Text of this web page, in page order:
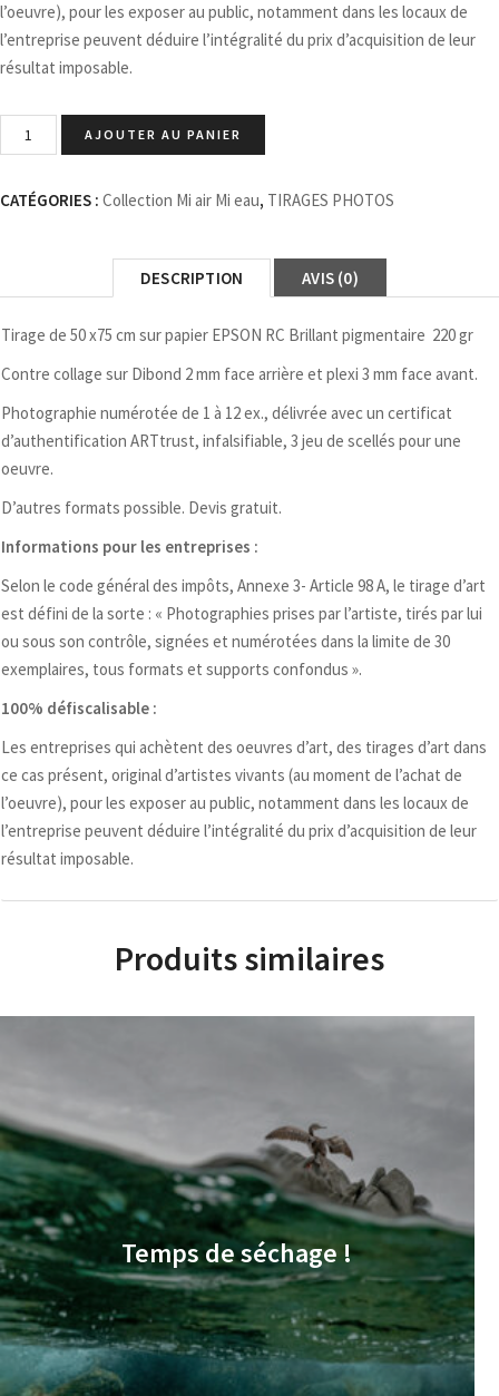
l’oeuvre), pour les exposer au public, notamment dans les locaux de
l’entreprise peuvent déduire l’intégralité du prix d’acquisition de leur
résultat imposable.
AJOUTER AU PANIER
CATÉGORIES : Collection Mi air Mi eau, TIRAGES PHOTOS
DESCRIPTION AVIS (0)
Tirage de 50 x75 cm sur papier EPSON RC Brillant pigmentaire 220 gr
Contre collage sur Dibond 2 mm face arrière et plexi 3 mm face avant.
Photographie numérotée de 1 à 12 ex., délivrée avec un certificat
d’authentification ARTtrust, infalsifiable, 3 jeu de scellés pour une
oeuvre.
D’autres formats possible. Devis gratuit.
Informations pour les entreprises :
Selon le code général des impôts, Annexe 3- Article 98 A, le tirage d’art
est défini de la sorte : « Photographies prises par l’artiste, tirés par lui
ou sous son contrôle, signées et numérotées dans la limite de 30
exemplaires, tous formats et supports confondus ».
100% défiscalisable :
Les entreprises qui achètent des oeuvres d’art, des tirages d’art dans
ce cas présent, original d’artistes vivants (au moment de l’achat de
l’oeuvre), pour les exposer au public, notamment dans les locaux de
l’entreprise peuvent déduire l’intégralité du prix d’acquisition de leur
résultat imposable.
Produits similaires
Temps de séchage !
€